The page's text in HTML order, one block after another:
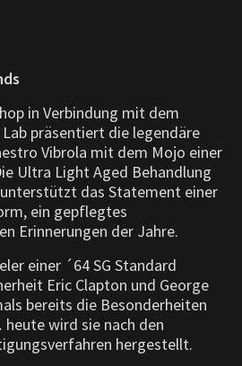
in Verbindung mit dem
präsentiert die legendäre
Vibrola mit dem Mojo einer
Ultra Light Aged Behandlung
das Statement einer
ein gepflegtes
Erinnerungen der Jahre.
einer ´64 SG Standard
Eric Clapton und George
bereits die Besonderheiten
wird sie nach den
hergestellt.